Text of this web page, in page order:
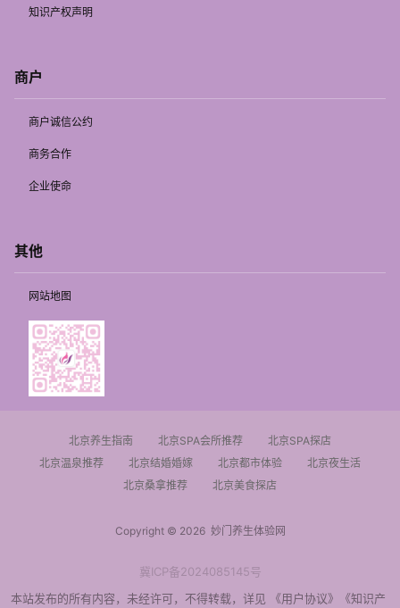
知识产权声明
商户
商户诚信公约
商务合作
企业使命
其他
网站地图
北京养生指南 北京SPA会所推荐
北京SPA探店
北京温泉推荐
北京结婚婚嫁 北京都市体验
北京夜生活
北京桑拿推荐
北京美食探店
Copyright © 2026妙门养生体验网
冀ICP备2024085145号
本站发布的所有内容，未经许可，不得转载，详见
《用户协议》
《知识产